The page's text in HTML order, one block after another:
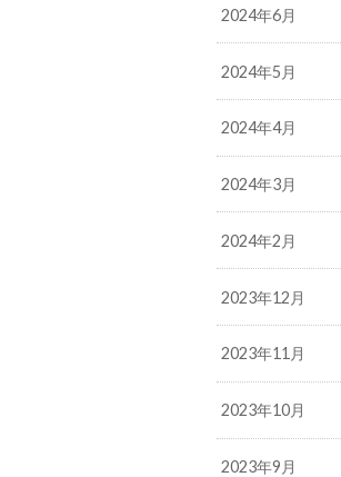
2024年6月
2024年5月
2024年4月
2024年3月
2024年2月
2023年12月
2023年11月
2023年10月
2023年9月